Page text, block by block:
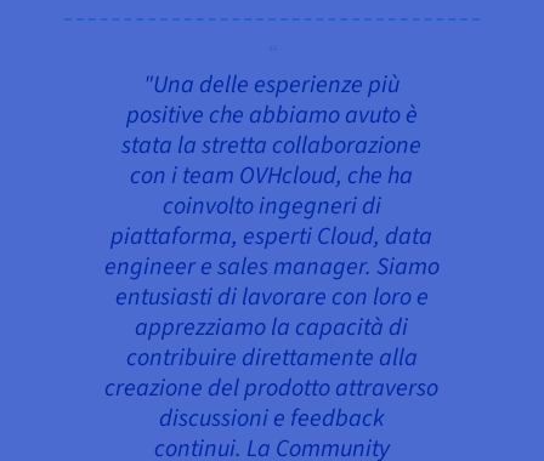
"Una delle esperienze più
positive che abbiamo avuto è
stata la stretta collaborazione
con i team OVHcloud, che ha
coinvolto ingegneri di
piattaforma, esperti Cloud, data
engineer e sales manager. Siamo
entusiasti di lavorare con loro e
apprezziamo la capacità di
contribuire direttamente alla
creazione del prodotto attraverso
discussioni e feedback
continui. La Community